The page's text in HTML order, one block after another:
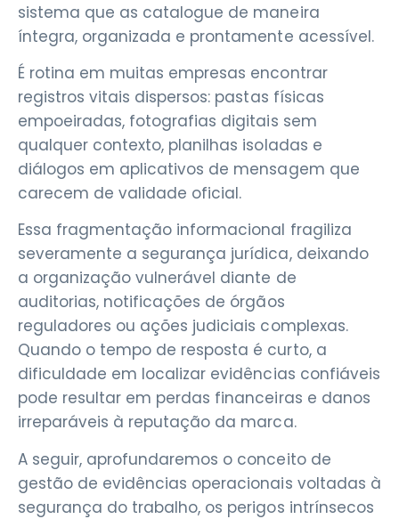
sistema que as catalogue de maneira
íntegra, organizada e prontamente acessível.
É rotina em muitas empresas encontrar
registros vitais dispersos: pastas físicas
empoeiradas, fotografias digitais sem
qualquer contexto, planilhas isoladas e
diálogos em aplicativos de mensagem que
carecem de validade oficial.
Essa fragmentação informacional fragiliza
severamente a segurança jurídica, deixando
a organização vulnerável diante de
auditorias, notificações de órgãos
reguladores ou ações judiciais complexas.
Quando o tempo de resposta é curto, a
dificuldade em localizar evidências confiáveis
pode resultar em perdas financeiras e danos
irreparáveis à reputação da marca.
A seguir, aprofundaremos o conceito de
gestão de evidências operacionais voltadas à
segurança do trabalho, os perigos intrínsecos